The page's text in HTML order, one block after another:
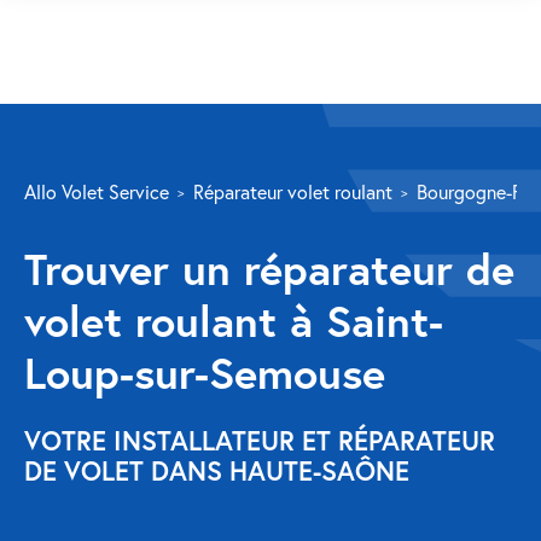
Volet roulant
Réparation
Volet roulant Velux
Au-delà de la fenêtre
Réparation store banne
Réparation portail
Allo Volet Service Réparateur volet roulant Bourgogne-
Trouver un réparateur de
volet roulant à Saint-
Loup-sur-Semouse
VOTRE INSTALLATEUR ET RÉPARATEUR
DE VOLET DANS HAUTE-SAÔNE